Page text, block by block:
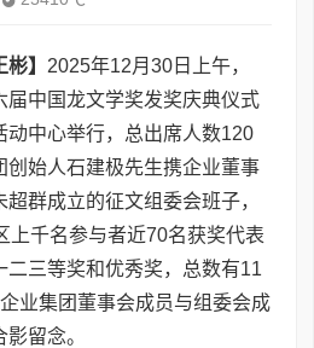
彬】 2025年12月30日上午，
届中国龙文学奖发奖庆典仪式
动中心举行，总出席人数120
创始人石建极先生携企业董事
群成立的征文组委会班子，
上千名参与者近70名获奖代表
二三等奖和优秀奖，总数有11
业集团董事会成员与组委会成
留念。